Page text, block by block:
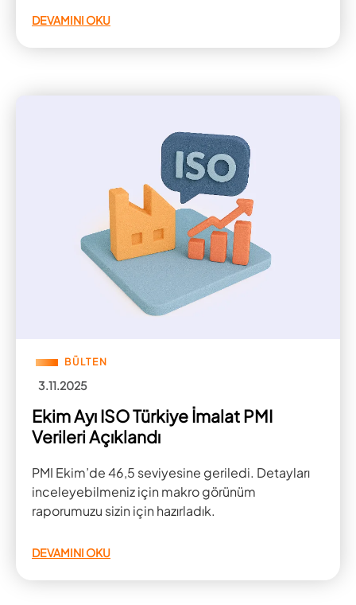
DEVAMINI OKU
BÜLTEN
3.11.2025
Ekim Ayı ISO Türkiye İmalat PMI
Verileri Açıklandı
PMI Ekim’de 46,5 seviyesine geriledi. Detayları
inceleyebilmeniz için makro görünüm
raporumuzu sizin için hazırladık.
DEVAMINI OKU